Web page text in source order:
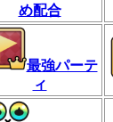
め配合
最強パーテ
ィ